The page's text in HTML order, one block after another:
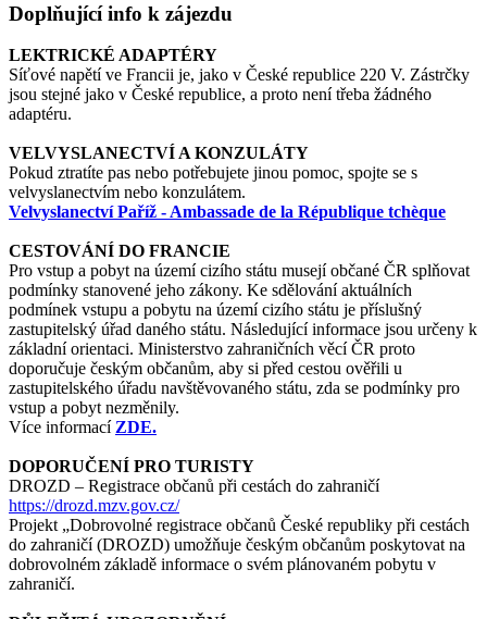
Doplňující info k zájezdu
LEKTRICKÉ ADAPTÉRY
Síťové napětí ve Francii je, jako v České republice 220 V. Zástrčky
jsou stejné jako v České republice, a proto není třeba žádného
adaptéru.
VELVYSLANECTVÍ A KONZULÁTY
Pokud ztratíte pas nebo potřebujete jinou pomoc, spojte se s
velvyslanectvím nebo konzulátem.
Velvyslanectví Paříž - Ambassade de la République tchèque
CESTOVÁNÍ DO FRANCIE
Pro vstup a pobyt na území cizího státu musejí občané ČR splňovat
podmínky stanovené jeho zákony. Ke sdělování aktuálních
podmínek vstupu a pobytu na území cizího státu je příslušný
zastupitelský úřad daného státu. Následující informace jsou určeny k
základní orientaci. Ministerstvo zahraničních věcí ČR proto
doporučuje českým občanům, aby si před cestou ověřili u
zastupitelského úřadu navštěvovaného státu, zda se podmínky pro
vstup a pobyt nezměnily.
Více informací ZDE.
DOPORUČENÍ PRO TURISTY
DROZD – Registrace občanů při cestách do zahraničí
https://drozd.mzv.gov.cz/
Projekt „Dobrovolné registrace občanů České republiky při cestách
do zahraničí (DROZD) umožňuje českým občanům poskytovat na
dobrovolném základě informace o svém plánovaném pobytu v
zahraničí.